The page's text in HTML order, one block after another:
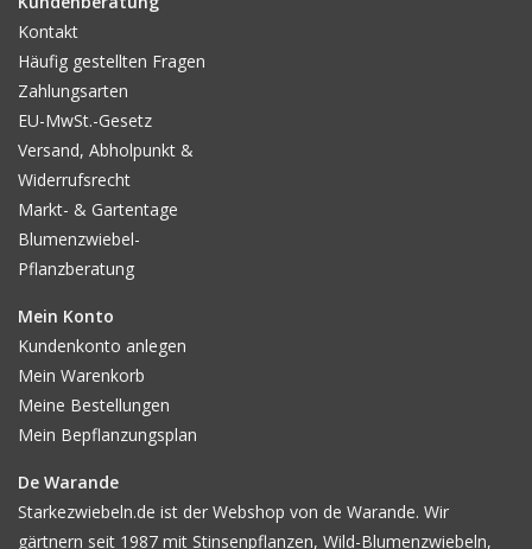
Kontakt
Häufig gestellten Fragen
Zahlungsarten
EU-MwSt.-Gesetz
Versand, Abholpunkt &
Widerrufsrecht
Markt- & Gartentage
Blumenzwiebel-
Pflanzberatung
Mein Konto
Kundenkonto anlegen
Mein Warenkorb
Meine Bestellungen
Mein Bepflanzungsplan
De Warande
Starkezwiebeln.de ist der Webshop von de Warande. Wir
gärtnern seit 1987 mit Stinsenpflanzen, Wild-Blumenzwiebeln,